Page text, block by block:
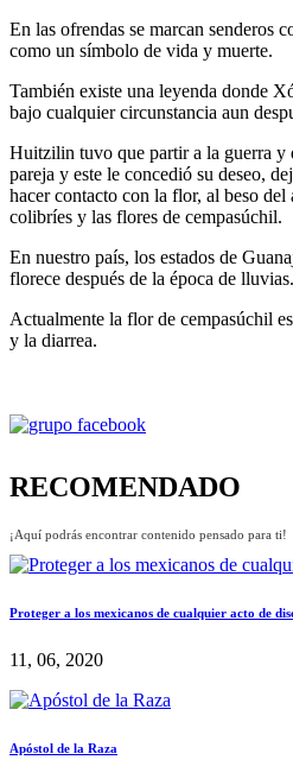
En las ofrendas se marcan senderos
como un símbolo de vida y muerte.
También existe una leyenda donde
bajo cualquier circunstancia aun
Huitzilin tuvo que partir a la guerra y
pareja y este le concedió su deseo,
hacer contacto con la flor, al beso
colibríes y las flores de cempasúchil.
En nuestro país, los estados de
florece después de la época de lluvias.
Actualmente la flor de cempasúchil
y la diarrea.
RECOMENDADO
¡Aquí podrás encontrar contenido pensado para ti!
Proteger a los mexicanos de cualquier acto de
11, 06, 2020
Apóstol de la Raza